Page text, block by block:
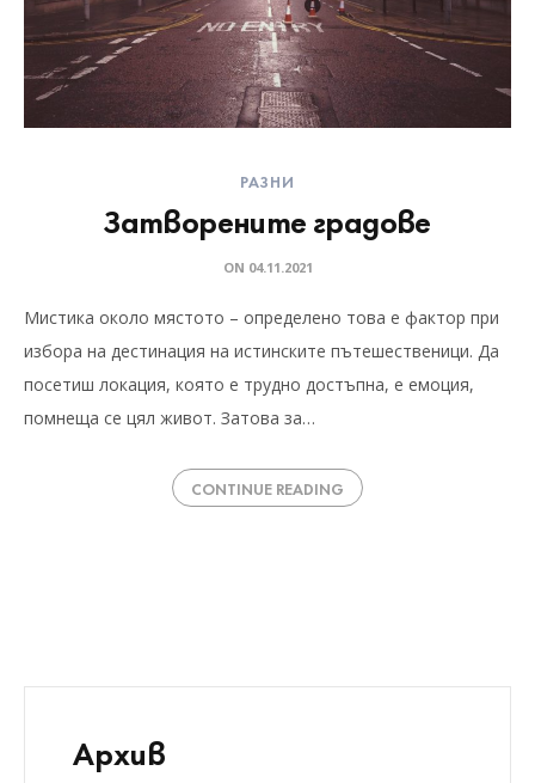
РАЗНИ
Затворените градове
ON 04.11.2021
Мистика около мястото – определено това е фактор при
избора на дестинация на истинските пътешественици. Да
посетиш локация, която е трудно достъпна, е емоция,
помнеща се цял живот. Затова за…
CONTINUE READING
Архив